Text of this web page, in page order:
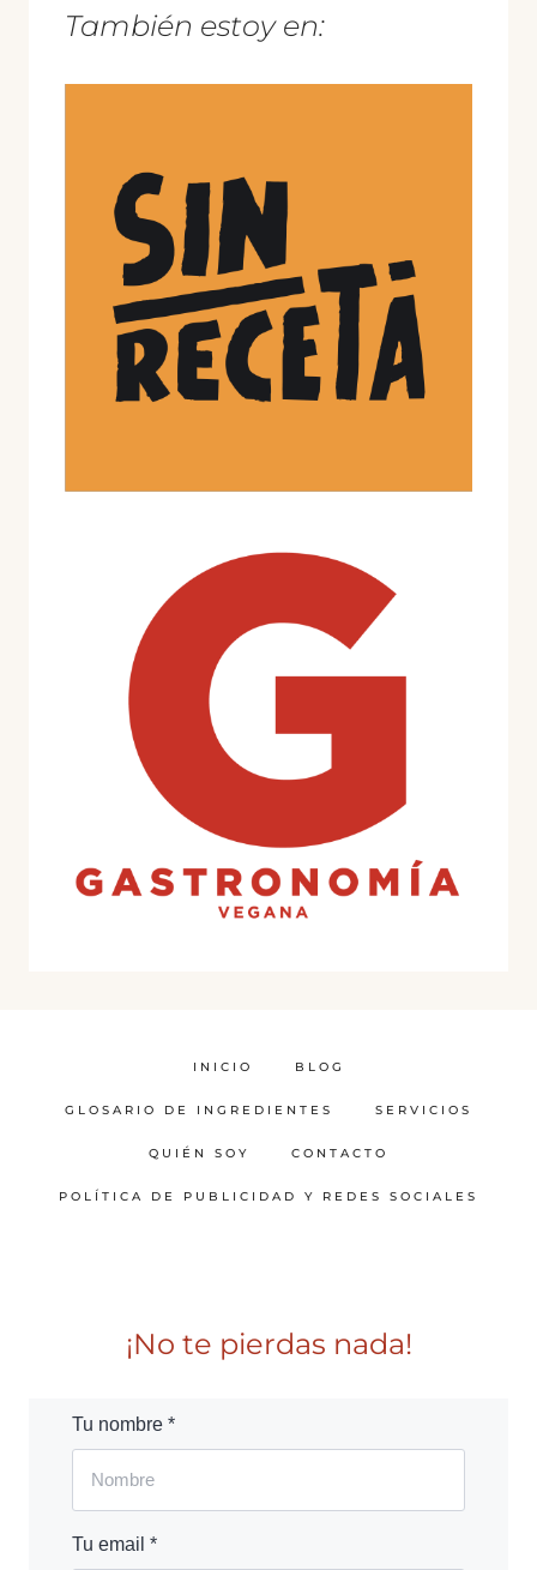
También estoy en:
INICIO BLOG
GLOSARIO DE INGREDIENTES SERVICIOS
QUIÉN SOY CONTACTO
POLÍTICA DE PUBLICIDAD Y REDES SOCIALES
¡No te pierdas nada!
Tu nombre *
Tu email *